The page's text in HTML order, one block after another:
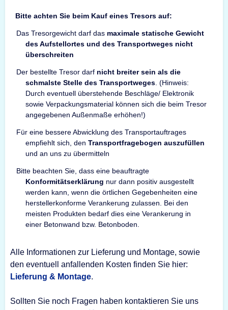
Bitte achten Sie beim Kauf eines Tresors auf:
Das Tresorgewicht darf das maximale statische Gewicht
des Aufstellortes und des Transportweges nicht
überschreiten
Der bestellte Tresor darf nicht breiter sein als die
schmalste Stelle des Transportweges. (Hinweis:
Durch eventuell überstehende Beschläge/ Elektronik
sowie Verpackungsmaterial können sich die beim Tresor
angegebenen Außenmaße erhöhen!)
Für eine bessere Abwicklung des Transportauftrages
empfiehlt sich, den Transportfragebogen auszufüllen
und an uns zu übermitteln
Bitte beachten Sie, dass eine beauftragte
Konformitätserklärung nur dann positiv ausgestellt
werden kann, wenn die örtlichen Gegebenheiten eine
herstellerkonforme Verankerung zulassen. Bei den
meisten Produkten bedarf dies eine Verankerung in
einer Betonwand bzw. Betonboden.
Alle Informationen zur Lieferung und Montage, sowie
den eventuell anfallenden Kosten finden Sie hier:
Lieferung & Montage.
Sollten Sie noch Fragen haben kontaktieren Sie uns